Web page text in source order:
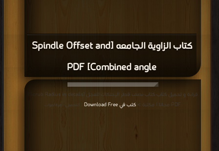
كتاب الزاوية الجامعه [Spindle Offset and
Combined angle] PDF
PDF مجانا | مكتبة >
كتب في Download Free | التحميل : مرة/مرات